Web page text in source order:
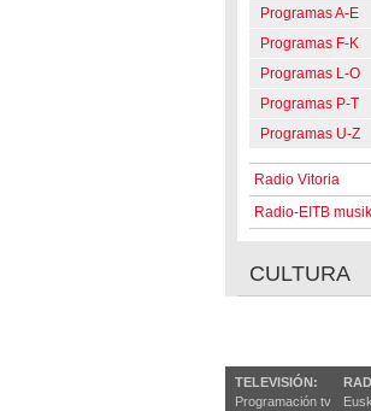
Programas A-E
Programas F-K
Programas L-O
Programas P-T
Programas U-Z
Radio Vitoria
Radio-EITB
CULTURA
TELEVISIÓN:
Programación tv